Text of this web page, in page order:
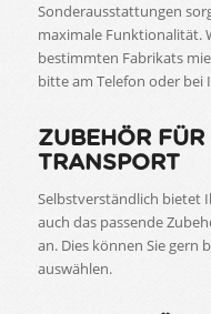
Sonderausstattungen
maximale Funktionalität.
bestimmten Fabrikats
bitte am Telefon oder bei
ZUBEHÖR
TRANSPORT
Selbstverständlich bietet
auch das passende
an. Dies können Sie gern
auswählen.